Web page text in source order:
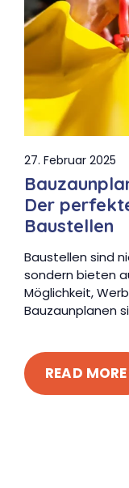
27. Februar 2025
Der
Baustellen
Baustellen sind
sondern bieten
Möglichkeit,
Bauzaunplanen
READ MORE